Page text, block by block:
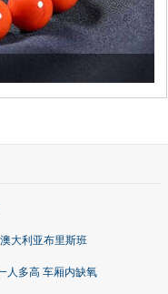
大利亚布里斯班
人多高 车厢内缺氧